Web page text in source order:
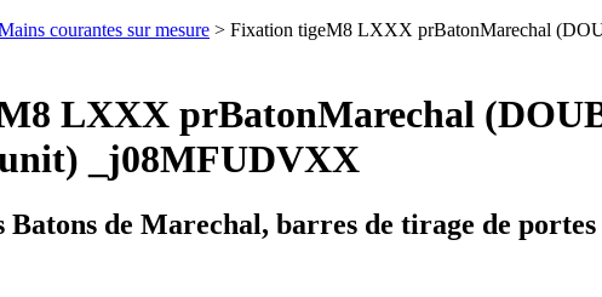
courantes sur mesure > Fixation tigeM8 LXXX prBatonMarechal
LXXX prBatonMarechal
_j08MFUDVXX
Batons de Marechal, barres de tirage de